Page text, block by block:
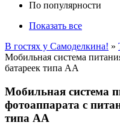
По популярности
Показать все
В гостях у Самоделкина! »
Мобильная система
батареек типа АА
Мобильная система
фотоаппарата с
типа АА